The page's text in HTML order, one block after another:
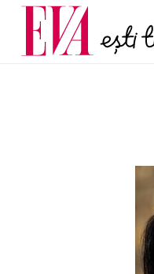
Carieră
Actualitate